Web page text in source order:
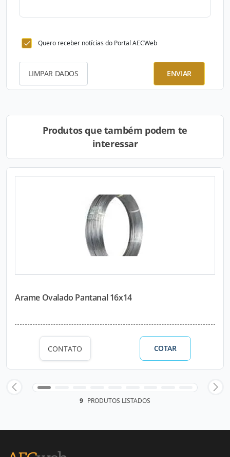
Quero receber notícias do Portal AECWeb
LIMPAR DADOS ENVIAR
Produtos que também podem te
interessar
Arame Ovalado Pantanal 16x14
CONTATO COTAR
9 PRODUTOS LISTADOS